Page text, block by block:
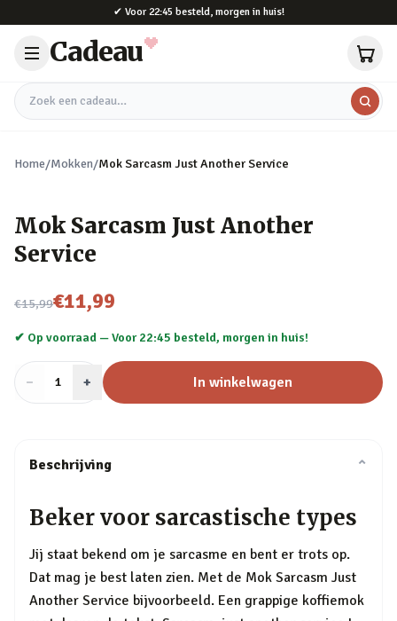
✔ Voor 22:45 besteld, morgen in huis!
Cadeau
Zoek een cadeau
Home/Mokken/Mok Sarcasm Just Another Service
Mok Sarcasm Just Another
Service
€15,99
Nu voor€11,99
✔ Op voorraad —Voor 22:45 besteld, morgen in huis!
− Aantal
1 + In winkelwagen
Beschrijving ⌄
Beker voor sarcastische types
Jij staat bekend om je sarcasme en bent er trots op.
Dat mag je best laten zien. Met de Mok Sarcasm Just
Another Service bijvoorbeeld. Een grappige koffiemok